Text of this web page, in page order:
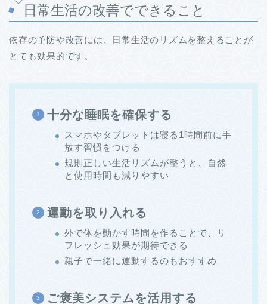
日常生活の改善でできること
依存の予防や改善には、日常生活のリズムを整えることが
とても効果的です。
十分な睡眠を確保する
スマホやタブレットは寝る1時間前に手
放す習慣をつける
規則正しい生活リズムが整うと、自然
と使用時間も減りやすい
運動を取り入れる
外で体を動かす時間を作ることで、リ
フレッシュ効果が期待できる
親子で一緒に運動するのもおすすめ
ご褒美システムを活用する